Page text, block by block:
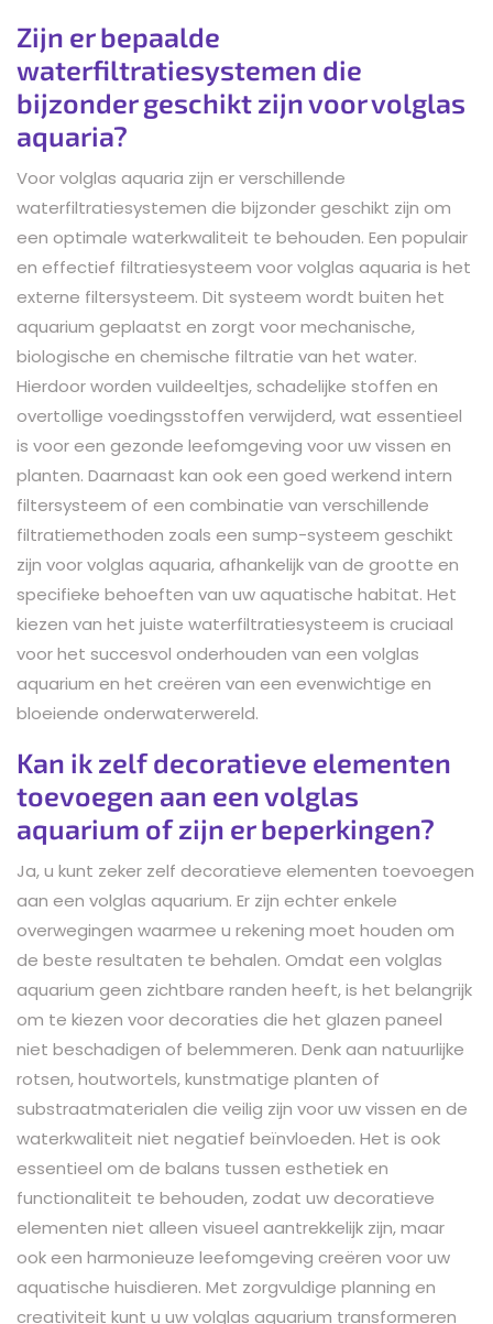
Zijn er bepaalde
waterfiltratiesystemen die
bijzonder geschikt zijn voor volglas
aquaria?
Voor volglas aquaria zijn er verschillende
waterfiltratiesystemen die bijzonder geschikt zijn om
een optimale waterkwaliteit te behouden. Een populair
en effectief filtratiesysteem voor volglas aquaria is het
externe filtersysteem. Dit systeem wordt buiten het
aquarium geplaatst en zorgt voor mechanische,
biologische en chemische filtratie van het water.
Hierdoor worden vuildeeltjes, schadelijke stoffen en
overtollige voedingsstoffen verwijderd, wat essentieel
is voor een gezonde leefomgeving voor uw vissen en
planten. Daarnaast kan ook een goed werkend intern
filtersysteem of een combinatie van verschillende
filtratiemethoden zoals een sump-systeem geschikt
zijn voor volglas aquaria, afhankelijk van de grootte en
specifieke behoeften van uw aquatische habitat. Het
kiezen van het juiste waterfiltratiesysteem is cruciaal
voor het succesvol onderhouden van een volglas
aquarium en het creëren van een evenwichtige en
bloeiende onderwaterwereld.
Kan ik zelf decoratieve elementen
toevoegen aan een volglas
aquarium of zijn er beperkingen?
Ja, u kunt zeker zelf decoratieve elementen toevoegen
aan een volglas aquarium. Er zijn echter enkele
overwegingen waarmee u rekening moet houden om
de beste resultaten te behalen. Omdat een volglas
aquarium geen zichtbare randen heeft, is het belangrijk
om te kiezen voor decoraties die het glazen paneel
niet beschadigen of belemmeren. Denk aan natuurlijke
rotsen, houtwortels, kunstmatige planten of
substraatmaterialen die veilig zijn voor uw vissen en de
waterkwaliteit niet negatief beïnvloeden. Het is ook
essentieel om de balans tussen esthetiek en
functionaliteit te behouden, zodat uw decoratieve
elementen niet alleen visueel aantrekkelijk zijn, maar
ook een harmonieuze leefomgeving creëren voor uw
aquatische huisdieren. Met zorgvuldige planning en
creativiteit kunt u uw volglas aquarium transformeren